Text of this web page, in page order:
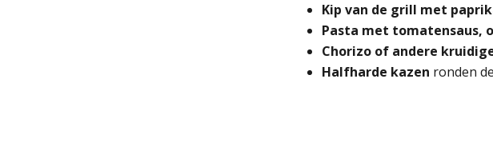
Kip van de grill met
Pasta met tomatensaus,
Chorizo of andere
Halfharde kazen ronden